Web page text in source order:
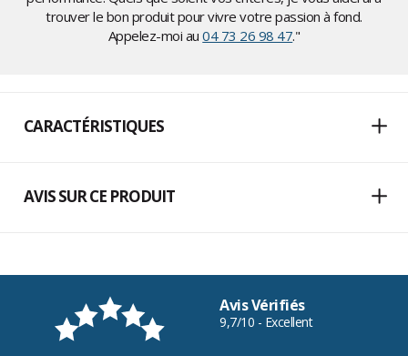
trouver le bon produit pour vivre votre passion à fond.
Appelez-moi au04 73 26 98 47."
CARACTÉRISTIQUES
AVIS SUR CE PRODUIT
Avis Vérifiés
9,7/10 - Excellent